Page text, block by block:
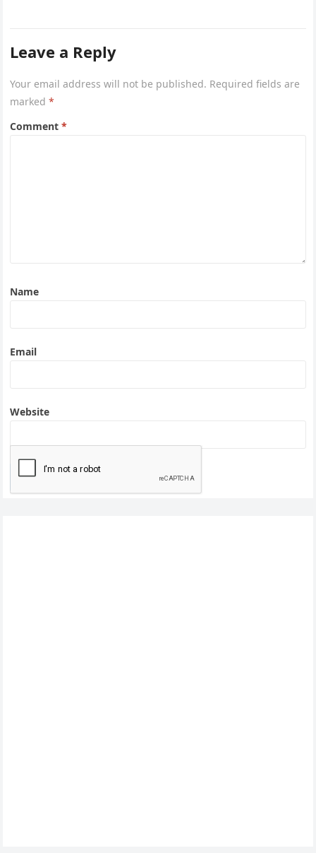
Leave a Reply
Your email address will not be published. Required fields are
marked*
Comment*
Name
Email
Website